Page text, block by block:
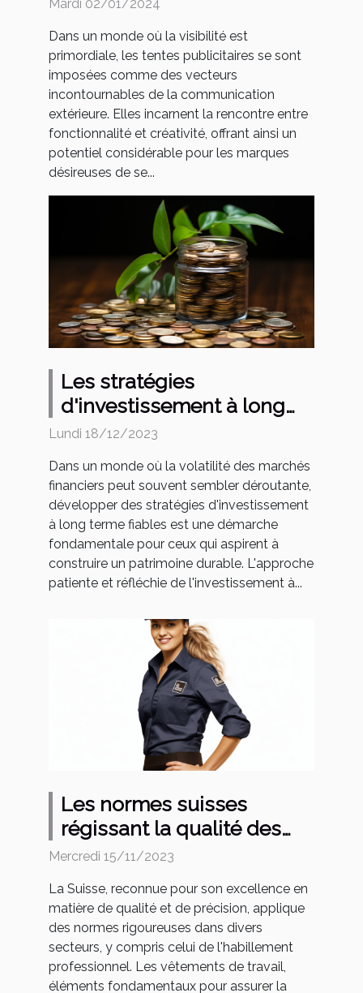
Mardi 02/01/2024
Dans un monde où la visibilité est
primordiale, les tentes publicitaires se sont
imposées comme des vecteurs
incontournables de la communication
extérieure. Elles incarnent la rencontre entre
fonctionnalité et créativité, offrant ainsi un
potentiel considérable pour les marques
désireuses de se...
Les stratégies
d'investissement à long
terme les plus efficaces
Lundi 18/12/2023
Dans un monde où la volatilité des marchés
financiers peut souvent sembler déroutante,
développer des stratégies d'investissement
à long terme fiables est une démarche
fondamentale pour ceux qui aspirent à
construire un patrimoine durable. L'approche
patiente et réfléchie de l'investissement à...
Les normes suisses
régissant la qualité des
vêtements de travail
Mercredi 15/11/2023
La Suisse, reconnue pour son excellence en
matière de qualité et de précision, applique
des normes rigoureuses dans divers
secteurs, y compris celui de l'habillement
professionnel. Les vêtements de travail,
éléments fondamentaux pour assurer la